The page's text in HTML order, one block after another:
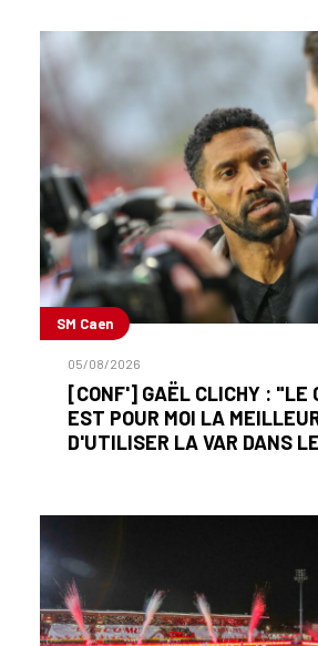
SM Caen
05/08/2026
[CONF'] GAËL CLICHY : "LE
EST POUR MOI LA
D'UTILISER LA VAR DANS